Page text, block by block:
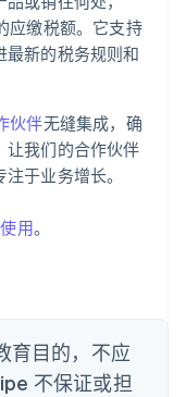
应缴税额。它支持
新的税务规则和
伙伴无缝集成，确
让我们的合作伙伴
于业务增长。
用。
育目的，不应
不保证或担